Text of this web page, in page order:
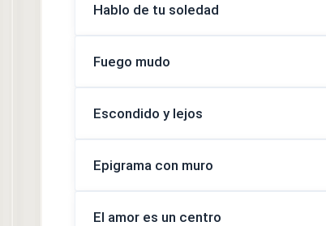
Hablo de tu soledad
Fuego mudo
Escondido y lejos
Epigrama con muro
El amor es un centro